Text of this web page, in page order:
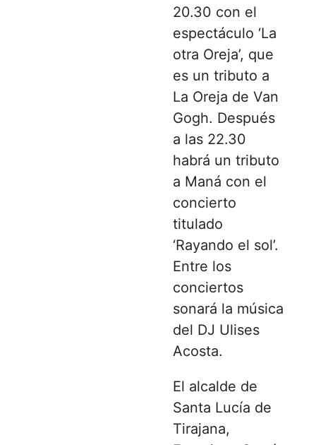
20.30 con el
espectáculo ‘La
otra Oreja’, que
es un tributo a
La Oreja de Van
Gogh. Después
a las 22.30
habrá un tributo
a Maná con el
concierto
titulado
‘Rayando el sol’.
Entre los
conciertos
sonará la música
del DJ Ulises
Acosta.
El alcalde de
Santa Lucía de
Tirajana,